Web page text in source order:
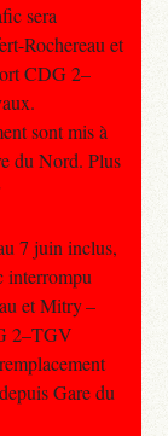
sera
Rochereau et
CDG 2–
sont mis à
du Nord. Plus
7 juin inclus,
interrompu
et Mitry –
2–TGV
Gare du